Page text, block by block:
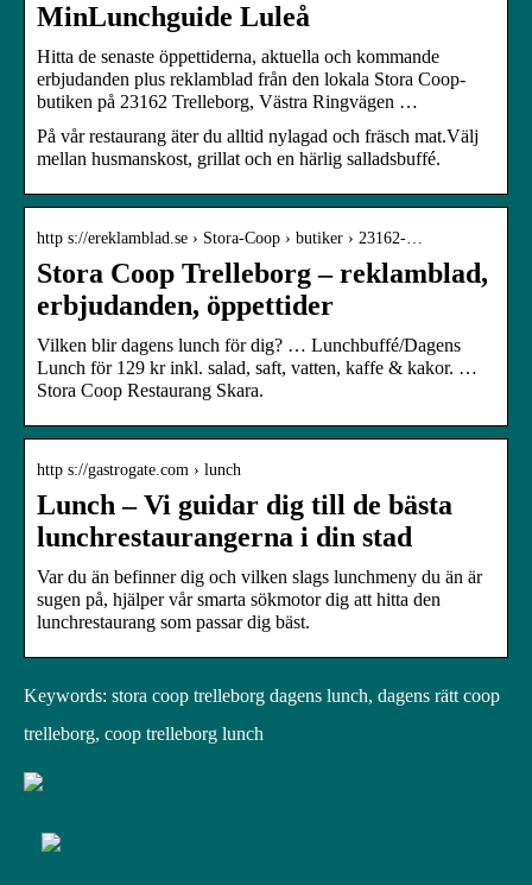
MinLunchguide Luleå
Hitta de senaste öppettiderna, aktuella och kommande
erbjudanden plus reklamblad från den lokala Stora Coop-
butiken på 23162 Trelleborg, Västra Ringvägen …
På vår restaurang äter du alltid nylagad och fräsch mat.Välj
mellan husmanskost, grillat och en härlig salladsbuffé.
http s://ereklamblad.se › Stora-Coop › butiker › 23162-…
Stora Coop Trelleborg – reklamblad,
erbjudanden, öppettider
Vilken blir dagens lunch för dig? … Lunchbuffé/Dagens
Lunch för 129 kr inkl. salad, saft, vatten, kaffe & kakor. …
Stora Coop Restaurang Skara.
http s://gastrogate.com › lunch
Lunch – Vi guidar dig till de bästa
lunchrestaurangerna i din stad
Var du än befinner dig och vilken slags lunchmeny du än är
sugen på, hjälper vår smarta sökmotor dig att hitta den
lunchrestaurang som passar dig bäst.
Keywords: stora coop trelleborg dagens lunch, dagens rätt coop
trelleborg, coop trelleborg lunch